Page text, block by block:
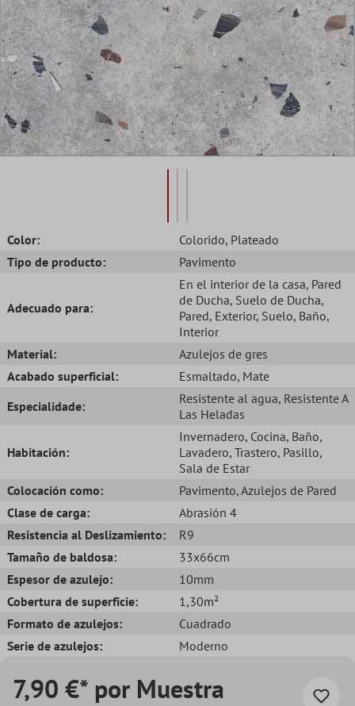
Color: Colorido, Plateado
Tipo de producto:
Pavimento
Adecuado para:
En el interior de la casa, Pared
de Ducha, Suelo de Ducha,
Pared, Exterior, Suelo, Baño,
Interior
Material:
Azulejos de gres
Acabado superficial:
Esmaltado, Mate
Especialidade:
Resistente al agua, Resistente A
Las Heladas
Habitación:
Invernadero, Cocina, Baño,
Lavadero, Trastero, Pasillo,
Sala de Estar
Colocación como:
Pavimento, Azulejos de Pared
Clase de carga:
Abrasión 4
Resistencia al Deslizamiento:
R9
Tamaño de baldosa:
33x66cm
Espesor de azulejo:
10mm
Cobertura de superficie:
1,30m²
Formato de azulejos:
Cuadrado
Serie de azulejos:
Moderno
7,90 €* por Muestra